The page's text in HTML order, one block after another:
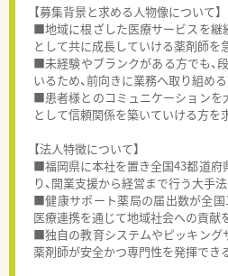
【募集背景と求める人物像について】
■地域に根ざした医療サービスを継
として共に成長していける薬剤師を
■未経験やブランクがある方でも、
いるため、前向きに業務へ取り組め
■患者様とのコミュニケーションを
として信頼関係を築いていける方を
【法人特徴について】
■福岡県に本社を置き全国43都道府
り、開業支援から経営まで行う大手法
■健康サポート薬局の届出数が全国
医療連携を通じて地域社会への貢献
■独自の教育システムやピッキング
薬剤師が安全かつ専門性を発揮でき